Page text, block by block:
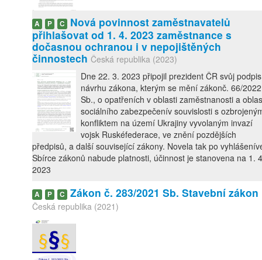
A P C
Nová povinnost zaměstnavatelů
přihlašovat od 1. 4. 2023 zaměstnance s
dočasnou ochranou i v nepojištěných
činnostech Česká republika (2023)
Dne 22. 3. 2023 připojil prezident ČR svůj
návrhu zákona, kterým se mění zákonč. 66/2022
Sb., o opatřeních v oblasti zaměstnanosti a
sociálního zabezpečenív souvislosti s
konfliktem na území Ukrajiny vyvolaným invazí
vojsk Ruskéfederace, ve znění pozdějších
předpisů, a další související zákony. Novela tak po
Sbírce zákonů nabude platnosti, účinnost je stanovena na 1.
2023
A P C Zákon č. 283/2021 Sb. Stavební zákon
Česká republika (2021)